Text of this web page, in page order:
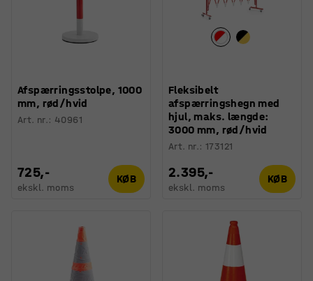
Afspærringsstolpe, 1000
mm, rød/hvid
Art. nr.: 40961
725,-
ekskl. moms
KØB
Fleksibelt
afspærringshegn med
hjul, maks. længde:
3000 mm, rød/hvid
Art. nr.:173121
2.395,-
ekskl. moms
KØB